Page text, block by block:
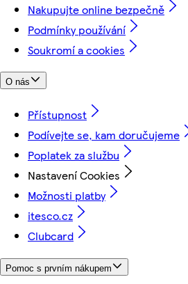
Nakupujte online bezpečně
Podmínky používání
Soukromí a cookies
O nás
Přístupnost
Podívejte se, kam doručujeme
Poplatek za službu
Nastavení Cookies
Možnosti platby
itesco.cz
Clubcard
Pomoc s prvním nákupem